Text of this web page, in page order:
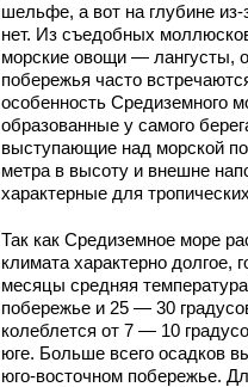
шельфе, а вот на глубине
нет. Из съедобных
морские овощи — лангусты,
побережья часто
особенность Средиземного
образованные у самого
выступающие над морской
метра в высоту и внешне
характерные для
Так как Средиземное море
климата характерно долгое,
месяцы средняя
побережье и 25 — 30
колеблется от 7 — 10
юге. Больше всего осадков
юго-восточном побережье.